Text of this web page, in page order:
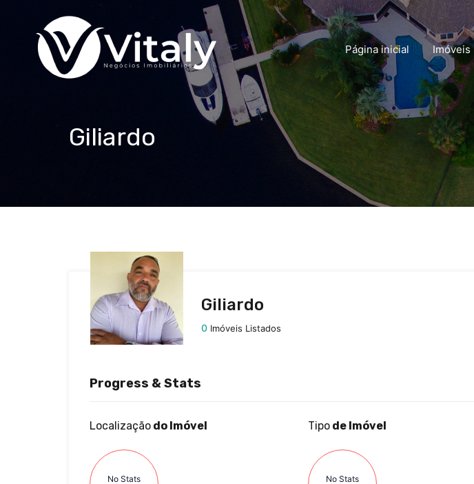
Página inicial Imóveis
Giliardo
Giliardo
0 Imóveis Listados
Progress & Stats
Localização do Imóvel
No Stats
Tipode Imóvel
No Stats